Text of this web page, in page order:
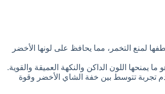
لمنع التخمر، مما يحافظ على لونها الأخضر
يمنحها اللون الداكن والنكهة العميقة والقوية.
تجربة تتوسط بين خفة الشاي الأخضر وقوة